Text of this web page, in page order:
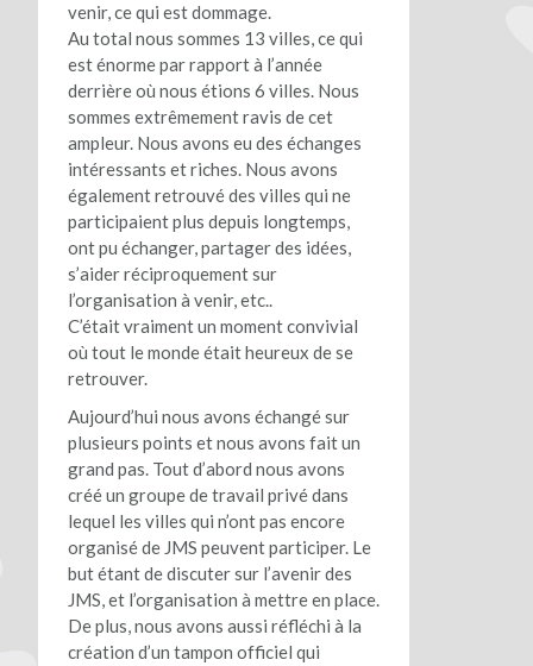
venir, ce qui est dommage.
Au total nous sommes 13 villes, ce qui
est énorme par rapport à l’année
derrière où nous étions 6 villes. Nous
sommes extrêmement ravis de cet
ampleur. Nous avons eu des échanges
intéressants et riches. Nous avons
également retrouvé des villes qui ne
participaient plus depuis longtemps,
ont pu échanger, partager des idées,
s’aider réciproquement sur
l’organisation à venir, etc..
C’était vraiment un moment convivial
où tout le monde était heureux de se
retrouver.
Aujourd’hui nous avons échangé sur
plusieurs points et nous avons fait un
grand pas. Tout d’abord nous avons
créé un groupe de travail privé dans
lequel les villes qui n’ont pas encore
organisé de JMS peuvent participer. Le
but étant de discuter sur l’avenir des
JMS, et l’organisation à mettre en place.
De plus, nous avons aussi réfléchi à la
création d’un tampon officiel qui